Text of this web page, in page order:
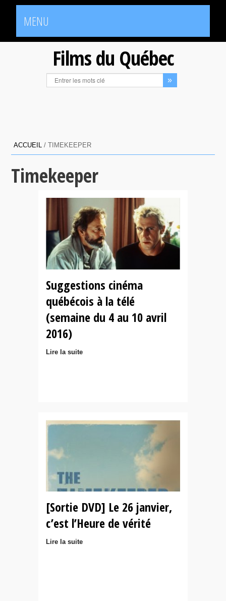
MENU
Films du Québec
ACCUEIL /TIMEKEEPER
Timekeeper
Suggestions cinéma
québécois à la télé
(semaine du 4 au 10 avril
2016)
Lire la suite
[Sortie DVD] Le 26 janvier,
c’est l’Heure de vérité
Lire la suite